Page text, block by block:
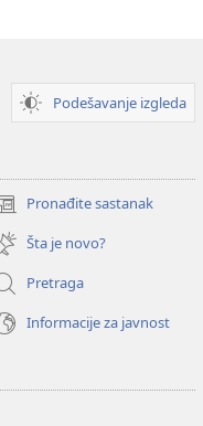
Podešavanje izgleda
Pronađite sastanak
novi Šta je novo?
Pretraga
Informacije za javnost